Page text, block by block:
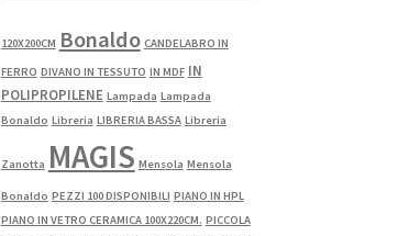
120X200CM Bonaldo CANDELABRO IN
FERRO DIVANO IN TESSUTO IN MDF IN
POLIPROPILENE Lampada Lampada
Bonaldo Libreria LIBRERIA BASSA Libreria
Zanotta MAGIS Mensola Mensola
Bonaldo PEZZI 100 DISPONIBILI PIANO IN HPL
PIANO IN VETRO CERAMICA 100X220CM. PICCOLA